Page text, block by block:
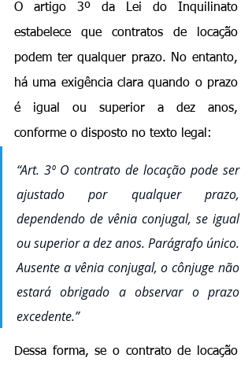
O artigo 3º da Lei do Inquilinato
estabelece que contratos de locação
podem ter qualquer prazo. No entanto,
há uma exigência clara quando o prazo
é igual ou superior a dez anos,
conforme o disposto no texto legal:
“Art. 3º O contrato de locação pode ser
ajustado por qualquer prazo,
dependendo de vênia conjugal, se igual
ou superior a dez anos. Parágrafo único.
Ausente a vênia conjugal, o cônjuge não
estará obrigado a observar o prazo
excedente.”
Dessa forma, se o contrato de locação